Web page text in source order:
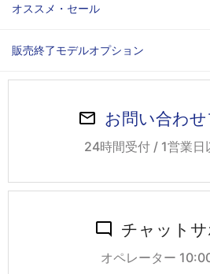
オススメ・セール
販売終了モデルオプション
お問い合わ
24時間受付 / 1営業日
チャットサ
オペレーター